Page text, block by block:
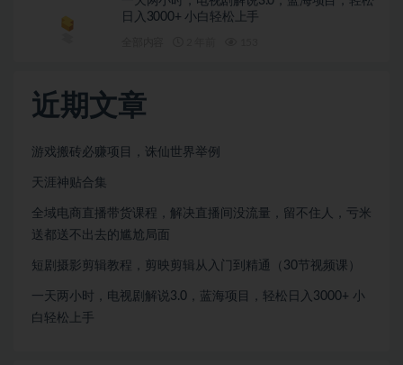
日入3000+ 小白轻松上手
近期文章
游戏搬砖必赚项目，诛仙世界举例
天涯神贴合集
全域电商直播带货课程，解决直播间没流量，留不住人，亏米
送都送不出去的尴尬局面
短剧摄影剪辑教程，剪映剪辑从入门到精通（30节视频课）
一天两小时，电视剧解说3.0，蓝海项目，轻松日入3000+ 小
白轻松上手